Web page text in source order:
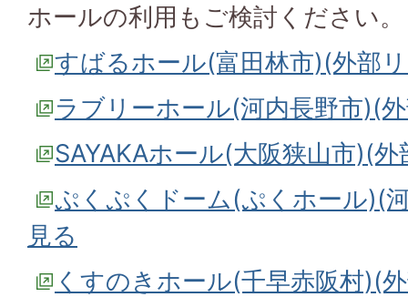
ホールの利用もご検討ください。
すばるホール(富田林市)(外部
ラブリーホール(河内長野市)(
SAYAKAホール(大阪狭山市)(
ぷくぷくドーム(ぷくホール)(
見る
くすのきホール(千早赤阪村)(